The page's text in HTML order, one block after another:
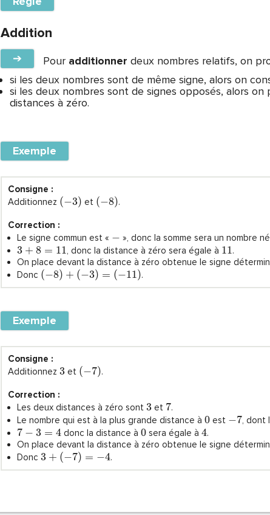
Addition
➔ Pour additionner deux nombres relatifs, on
si les deux nombres sont de même signe, alors on
si les deux nombres sont de signes opposés, alors
distances à zéro.
Exemple
Consigne :
Additionnez (−3) et (−8).
Correction :
Le signe commun est « − », donc la somme sera un nombre
3 + 8 = 11, donc la distance à zéro sera égale à 11.
On place devant la distance à zéro obtenue le signe
Donc (−8) + (−3) = (−11).
Exemple
Consigne :
Additionnez 3et (−7).
Correction :
Les deux distances à zéro sont 3et 7.
Le nombre qui est à la plus grande distance à 0est −7, dont
7 − 3 = 4 donc la distance à0 sera égale à4.
On place devant la distance à zéro obtenue le signe
Donc 3 + (−7) = −4.